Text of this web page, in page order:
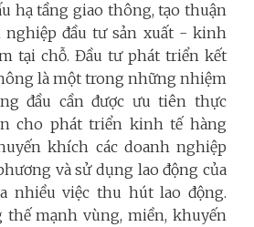
hạ tầng giao thông, tạo thuận
nghiệp đầu tư sản xuất - kinh
tại chỗ. Đầu tư phát triển kết
là một trong những nhiệm
đầu cần được ưu tiên thực
cho phát triển kinh tế hàng
khích các doanh nghiệp
và sử dụng lao động của
nhiều việc thu hút lao động.
thế mạnh vùng, miền, khuyến